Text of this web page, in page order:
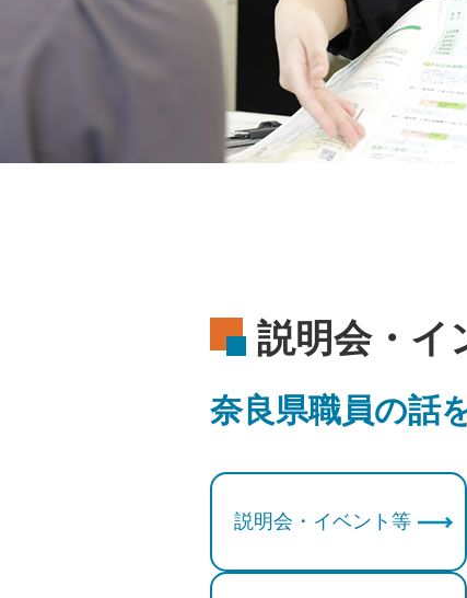
説明会・イ
奈良県職員の話
説明会・イベント等